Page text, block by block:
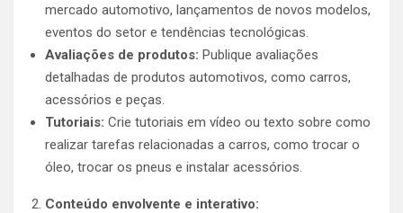
mercado automotivo, lançamentos de novos modelos,
eventos do setor e tendências tecnológicas.
Avaliações de produtos: Publique avaliações
detalhadas de produtos automotivos, como carros,
acessórios e peças.
Tutoriais: Crie tutoriais em vídeo ou texto sobre como
realizar tarefas relacionadas a carros, como trocar o
óleo, trocar os pneus e instalar acessórios.
Conteúdo envolvente e interativo: